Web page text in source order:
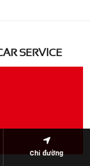
SERVICE
Chỉ đường